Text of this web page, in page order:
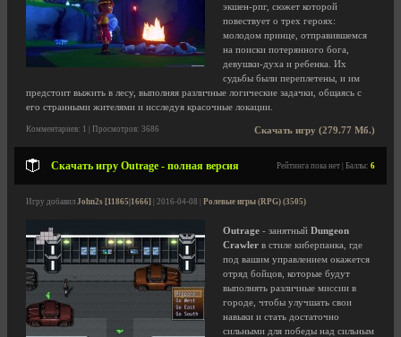
экшен-рпг, сюжет которой
повествует о трех героях:
молодом принце, отправившемся
на поиски потерянного бога,
девушки-духа и ребенка. Их
судьбы были переплетены, и им
предстоит выжить в лесу, выполняя различные логические задачки, общаясь с
его странными жителями и исследуя красочные локации.
Скачать игру (279.77 Мб.)
Комментариев: 1 | Просмотров: 3686
Скачать игру Outrage - полная версия Рейтинга пока нет | Баллы: 6
Игру добавил John2s [11865|1666] | 2016-04-08 | Ролевые игры (RPG) (3505)
Outrage - занятный Dungeon
Crawler в стиле киберпанка, где
под вашим управлением окажется
отряд бойцов, которые будут
выполнять различные миссии в
городе, чтобы улучшать свои
навыки и стать достаточно
сильными для победы над сильным